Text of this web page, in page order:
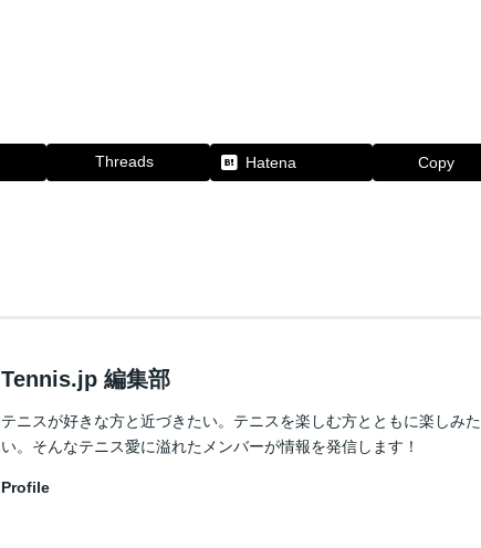
Threads Hatena Copy
Tennis.jp 編集部
テニスが好きな方と近づきたい。テニスを楽しむ方とともに楽しみた
い。そんなテニス愛に溢れたメンバーが情報を発信します！
Profile